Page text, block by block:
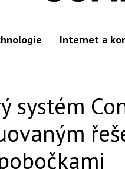
Internet a
systém